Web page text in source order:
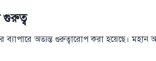
গুরুত্ব
অত্যন্ত গুরুত্বারোপ করা হয়েছে।